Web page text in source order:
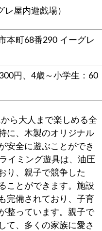
屋内遊戯場）
本町68番290 イーグレ
円、4歳～小学生：60
ら大人まで楽しめる全
に、木製のオリジナル
安全に遊ぶことができ
イミング遊具は、油圧
り、親子で競争した
ことができます。施設
完備されており、子育
整っています。親子で
て、多くの家族に愛さ